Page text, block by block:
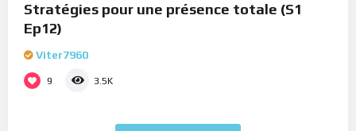
Stratégies pour une présence totale (S1
Ep12)
Viter7960
9 3.5K